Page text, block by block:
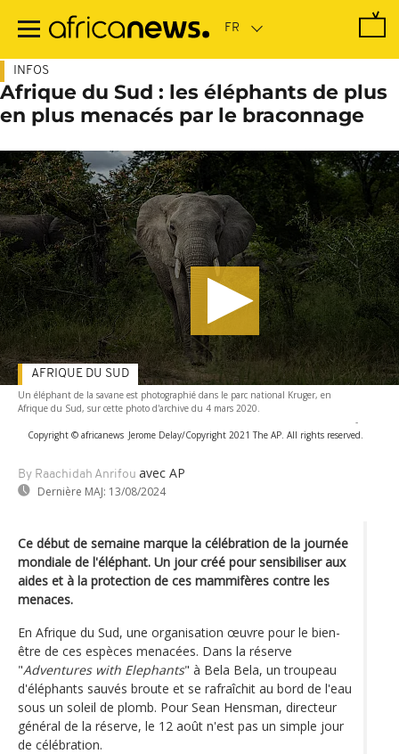
contenu
INFOS
Afrique du Sud : les éléphants de plus
en plus menacés par le braconnage
Un éléphant de la savane est photographié dans le parc national Kruger, en
Afrique du Sud, sur cette photo d'archive du 4 mars 2020.
-
Copyright © africanews Jerome Delay/Copyright 2021 The AP. All rights reserved.
By Raachidah Anrifou avec AP
Dernière MAJ: 13/08/2024
AFRIQUE DU SUD
Ce début de semaine marque la célébration de la journée
mondiale de l'éléphant. Un jour créé pour sensibiliser aux
aides et à la protection de ces mammifères contre les
menaces.
En Afrique du Sud, une organisation œuvre pour le bien-
être de ces espèces menacées. Dans la réserve
"Adventures with Elephants" à Bela Bela, un troupeau
d'éléphants sauvés broute et se rafraîchit au bord de l'eau
sous un soleil de plomb. Pour Sean Hensman, directeur
général de la réserve, le 12 août n'est pas un simple jour
de célébration.